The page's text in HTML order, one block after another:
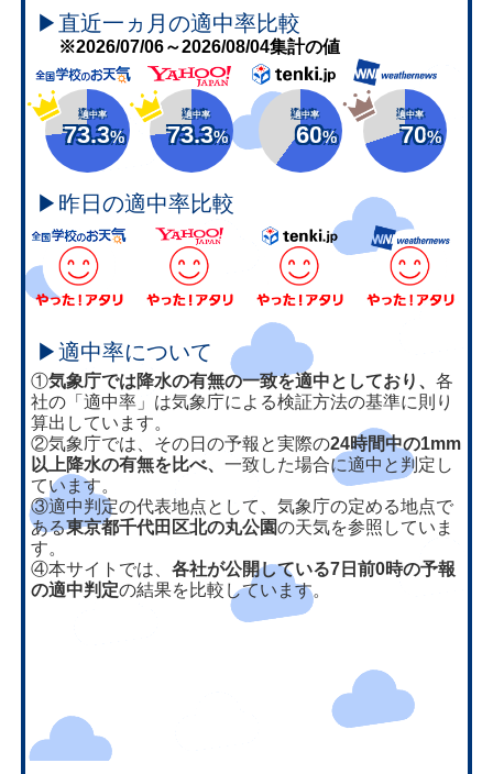
▶直近一ヵ月の適中率比較
※2026/07/06～2026/08/04集計の値
適中率
73.3%
適中率
73.3%
適中率
60%
適中率
70%
▶昨日の適中率比較
▶適中率について
①気象庁では降水の有無の一致を適中としており、各
社の「適中率」は気象庁による検証方法の基準に則り
算出しています。
②気象庁では、その日の予報と実際の24時間中の1mm
以上降水の有無を比べ、一致した場合に適中と判定し
ています。
③適中判定の代表地点として、気象庁の定める地点で
ある東京都千代田区北の丸公園の天気を参照していま
す。
④本サイトでは、各社が公開している7日前0時の予報
の適中判定の結果を比較しています。